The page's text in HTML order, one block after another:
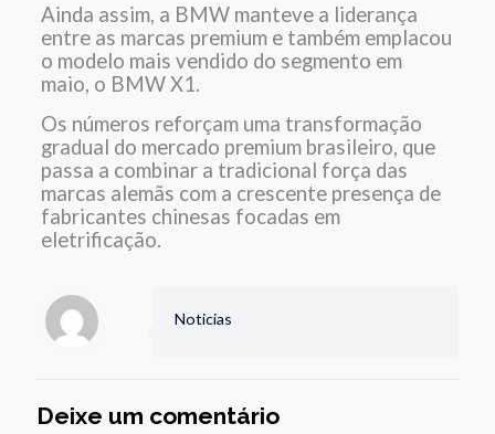
Ainda assim, a BMW manteve a liderança
entre as marcas premium e também emplacou
o modelo mais vendido do segmento em
maio, o BMW X1.
Os números reforçam uma transformação
gradual do mercado premium brasileiro, que
passa a combinar a tradicional força das
marcas alemãs com a crescente presença de
fabricantes chinesas focadas em
eletrificação.
Noticias
Deixe um comentário